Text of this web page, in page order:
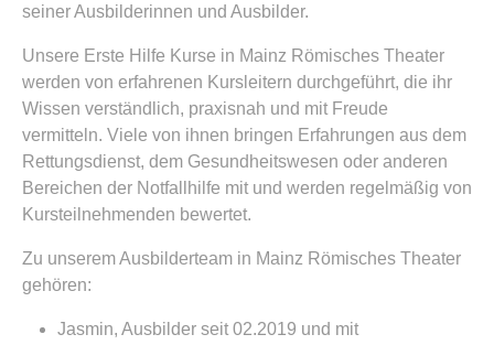
seiner Ausbilderinnen und Ausbilder.
Unsere Erste Hilfe Kurse in Mainz Römisches Theater
werden von erfahrenen Kursleitern durchgeführt, die ihr
Wissen verständlich, praxisnah und mit Freude
vermitteln. Viele von ihnen bringen Erfahrungen aus dem
Rettungsdienst, dem Gesundheitswesen oder anderen
Bereichen der Notfallhilfe mit und werden regelmäßig von
Kursteilnehmenden bewertet.
Zu unserem Ausbilderteam in Mainz Römisches Theater
gehören:
Jasmin, Ausbilder seit 02.2019 und mit